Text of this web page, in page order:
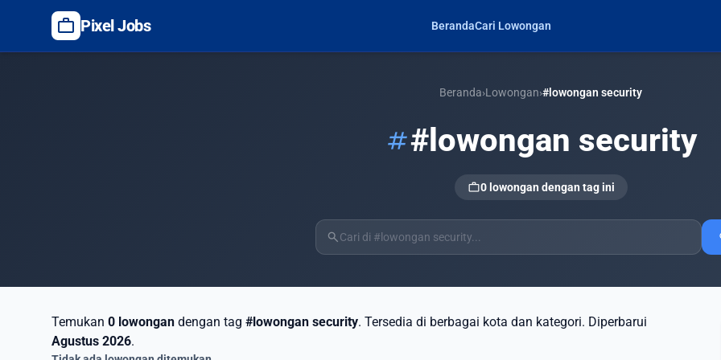
work Pixel Jobs BerandaCari Lowongan
Beranda›Lowongan›#lowongan security
tag#lowongan security
work0 lowongan dengan tag ini
search
Temukan 0 lowongan dengan tag #lowongan security. Tersedia di berbagai kota dan kategori. Diperbarui
Agustus 2026.